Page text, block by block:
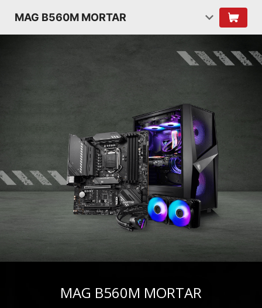
MAG B560M MORTAR
MAG B560M MORTAR